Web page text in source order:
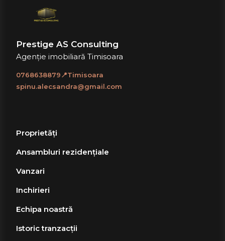
Prestige AS Consulting
Agenție imobiliară Timisoara
0768638879📍Timisoara
spinu.alecsandra@gmail.com
Proprietăți
Ansambluri rezidențiale
Vanzari
Inchirieri
Echipa noastră
Istoric tranzacții